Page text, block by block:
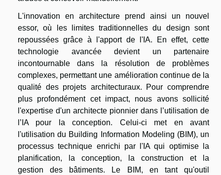
L'innovation en architecture prend ainsi un nouvel
essor, où les limites traditionnelles du design sont
repoussées grâce à l'apport de l'IA. En effet, cette
technologie avancée devient un partenaire
incontournable dans la résolution de problèmes
complexes, permettant une amélioration continue de la
qualité des projets architecturaux. Pour comprendre
plus profondément cet impact, nous avons sollicité
l'expertise d'un architecte pionnier dans l’utilisation de
l’IA pour la conception. Celui-ci met en avant
l'utilisation du Building Information Modeling (BIM), un
processus technique enrichi par l'IA qui optimise la
planification, la conception, la construction et la
gestion des bâtiments. Le BIM, en tant qu'outil